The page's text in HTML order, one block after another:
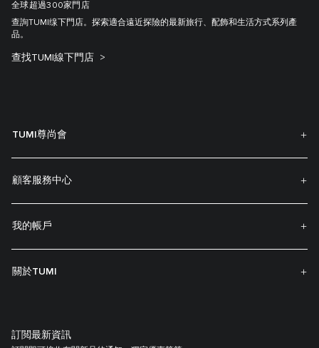
全球超過300家門店
查詢TUMI缐下門店。探索適合遠近探險的最新旅行、配飾和生活方式系列產
品。
查找TUMI線下門店
TUMI尊尚會
顧客服務中心
我的帳戶
關於TUMI
訂閲最新資訊